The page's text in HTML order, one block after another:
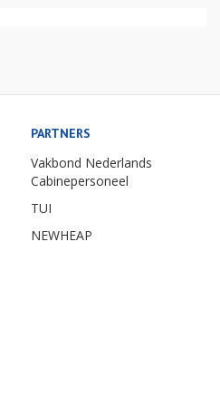
PARTNERS
Vakbond Nederlands
Cabinepersoneel
TUI
NEWHEAP